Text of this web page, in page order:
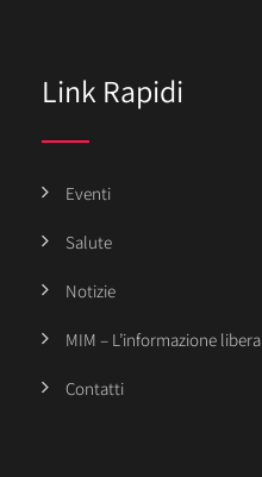
Link Rapidi
Eventi
Salute
Notizie
MIM – L’informazione libera
Contatti